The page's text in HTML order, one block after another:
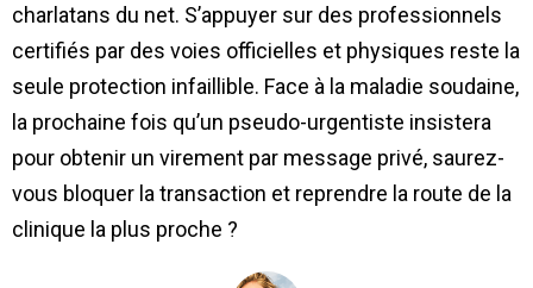
charlatans du net. S’appuyer sur des professionnels
certifiés par des voies officielles et physiques reste la
seule protection infaillible. Face à la maladie soudaine,
la prochaine fois qu’un pseudo-urgentiste insistera
pour obtenir un virement par message privé, saurez-
vous bloquer la transaction et reprendre la route de la
clinique la plus proche ?